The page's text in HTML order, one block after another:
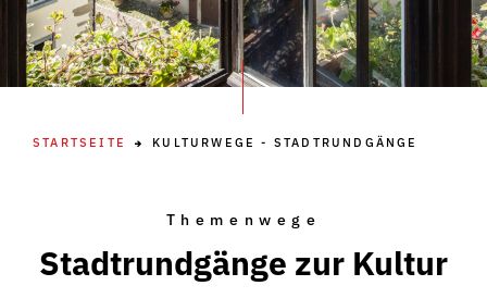
STARTSEITE KULTURWEGE - STADTRUNDGÄNGE
Themenwege
Stadtrundgänge zur Kultur